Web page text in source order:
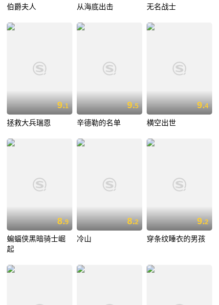
伯爵夫人 从海底出击 无名战士
9.1
拯救大兵瑞恩
9.5
辛德勒的名单
9.4
横空出世
8.9
蝙蝠侠黑暗骑士崛
起
8.2
冷山
9.2
穿条纹睡衣的男孩